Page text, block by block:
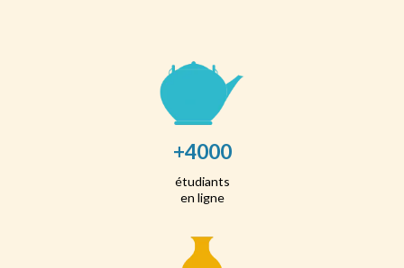
+4000
étudiants
en ligne